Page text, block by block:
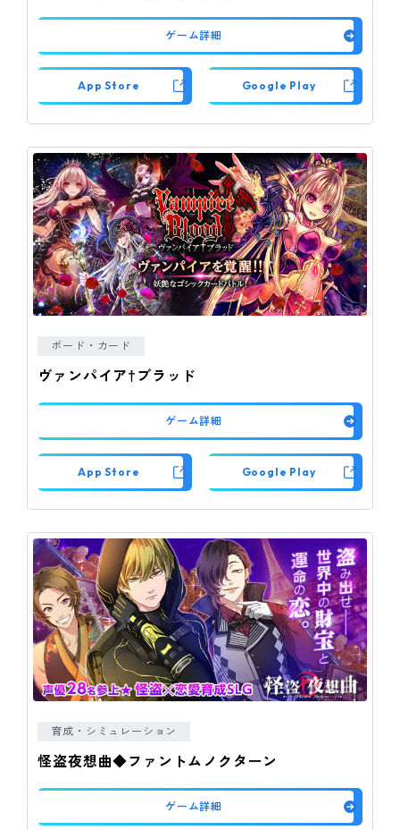
ゲーム詳細
App Store Google Play
ボード・カード
ヴァンパイア†ブラッド
ゲーム詳細
App Store Google Play
育成・シミュレーション
怪盗夜想曲◆ファントムノクターン
ゲーム詳細